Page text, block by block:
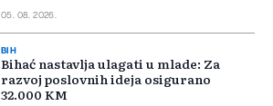
05. 08. 2026.
BIH
Bihać nastavlja ulagati u mlade: Za
razvoj poslovnih ideja osigurano
32.000 KM